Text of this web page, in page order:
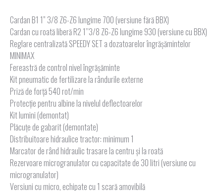
Cardan B1 1” 3/8 Z6-Z6 lungime 700 (versiune fără BBX)
Cardan cu roată liberă R2 1’’3/8 Z6-Z6 lungime 930 (versiune cu BBX)
Reglare centralizată SPEEDY SET a dozatoarelor îngrășămintelor
MINIMAX
Fereastră de control nivel îngrășăminte
Kit pneumatic de fertilizare la rândurile externe
Priză de forță 540 rot/min
Protecție pentru albine la nivelul deflectoarelor
Kit lumini (demontat)
Plăcuțe de gabarit (demontate)
Distribuitoare hidraulice tractor: minimum 1
Marcator de rând hidraulic trasare la centru și la roată
Rezervoare microgranulator cu capacitate de 30 litri (versiune cu
microgranulator)
Versiuni cu micro, echipate cu 1 scară amovibilă